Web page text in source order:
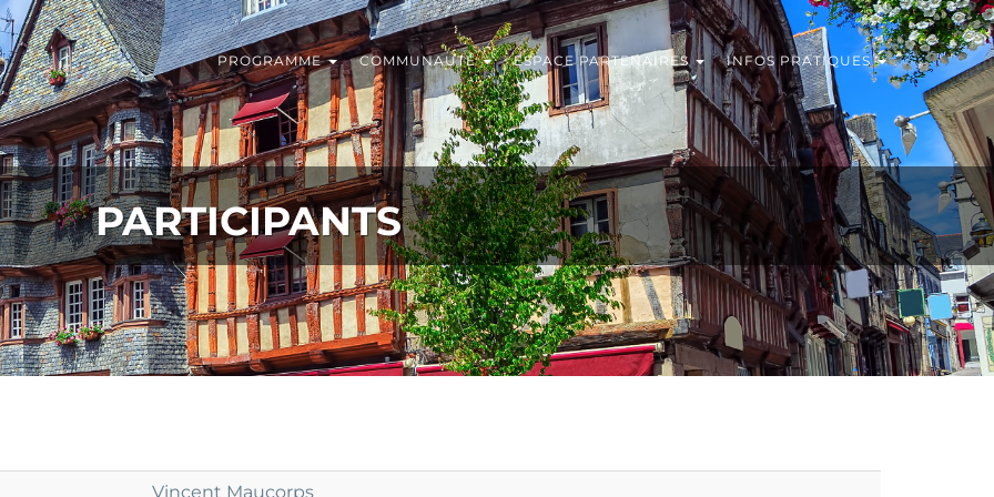
PROGRAMME COMMUNAUTÉ ESPACE PARTENAIRES INFOS PRATIQUES
PARTICIPANTS
Vincent Maucorps